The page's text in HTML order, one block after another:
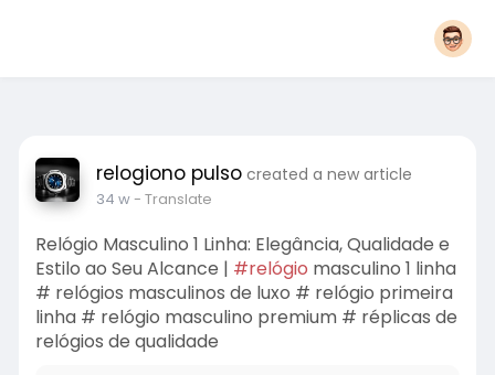
relogiono pulso created a new article
34 w- Translate
Relógio Masculino 1 Linha: Elegância, Qualidade e
Estilo ao Seu Alcance | #relógio masculino 1 linha
# relógios masculinos de luxo # relógio primeira
linha # relógio masculino premium # réplicas de
relógios de qualidade